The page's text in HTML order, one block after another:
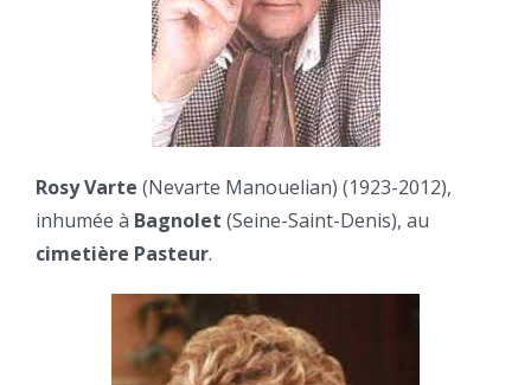
Rosy Varte (Nevarte Manouelian) (1923-2012),
inhumée à Bagnolet (Seine-Saint-Denis), au
cimetière Pasteur.